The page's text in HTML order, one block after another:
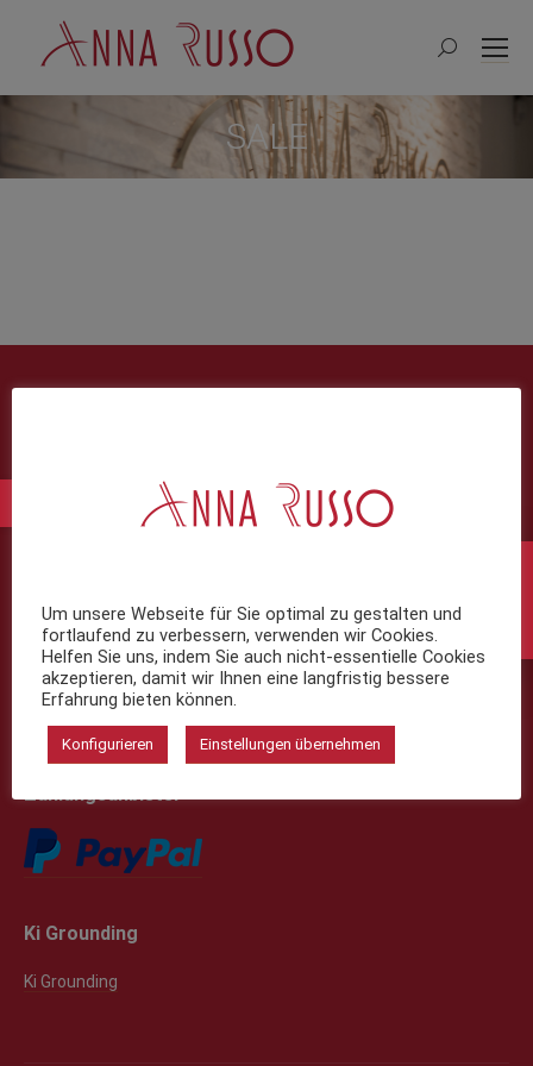
Search:
SALE
Auswahl entsprechen.
Versandarten
Bezahlmöglichkeiten
Widerrufsbelehrung
AGB
Detnschutzerklärung
Zahlungsanbieter
Ki Grounding
Ki Grounding
Um unsere Webseite für Sie optimal zu gestalten und
fortlaufend zu verbessern, verwenden wir Cookies.
Helfen Sie uns, indem Sie auch nicht-essentielle Cookies
akzeptieren, damit wir Ihnen eine langfristig bessere
Erfahrung bieten können.
Konfigurieren Einstellungen übernehmen